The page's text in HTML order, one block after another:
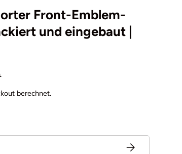
Front-Emblem-
und eingebaut |
berechnet.
Abonnieren